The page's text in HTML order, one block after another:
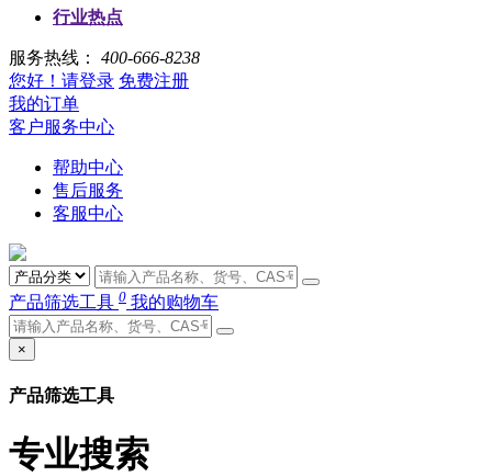
行业热点
服务热线： 400-666-8238
您好！请登录 免费注册
我的订单
客户服务中心
帮助中心
售后服务
客服中心
产品筛选工具 0 我的购物车
×
产品筛选工具
专业搜索